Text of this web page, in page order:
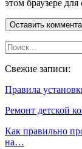
этом браузере
Свежие записи:
Правила
Ремонт детской
Как правильно
на…